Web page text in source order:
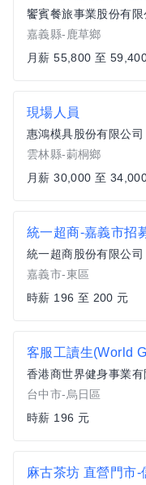
饗賓餐旅事業股份有限
嘉義縣-鹿草鄉
月薪 55,800 至
現場人員
惠鴻模具股份有限公司
雲林縣-莿桐鄉
月薪 30,000 至
統一超商股份有限公司
嘉義市-東區
時薪 196 至 200 元
客服工讀生(World
香港商世界健身事業
台中市-烏日區
時薪 196 元
麻古茶坊 直營門市